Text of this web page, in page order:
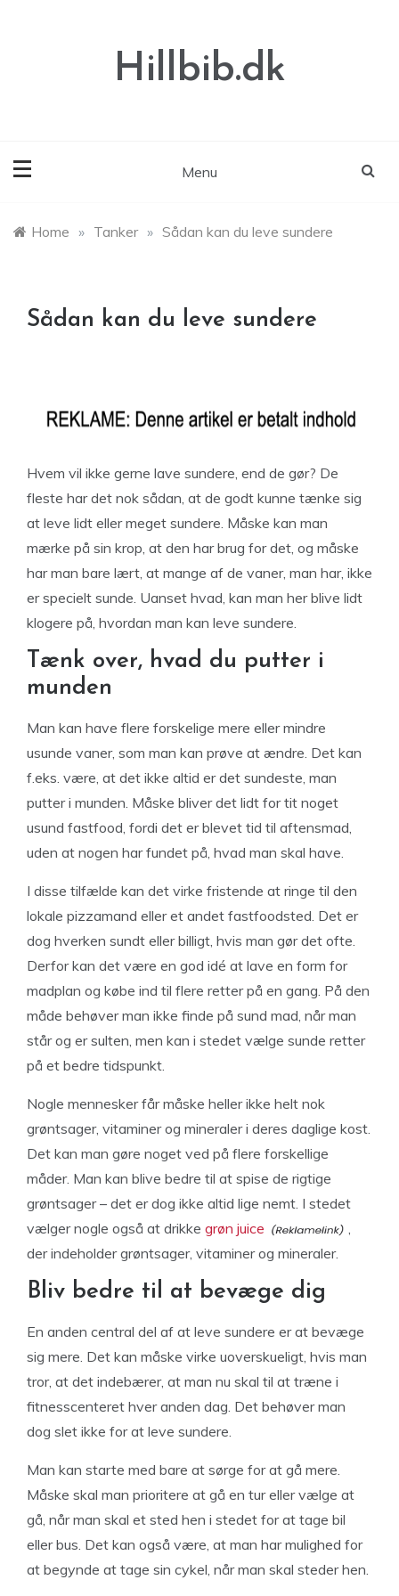
Hillbib.dk
Menu
Home » Tanker » Sådan kan du leve sundere
Sådan kan du leve sundere
Hvem vil ikke gerne lave sundere, end de gør? De
fleste har det nok sådan, at de godt kunne tænke sig
at leve lidt eller meget sundere. Måske kan man
mærke på sin krop, at den har brug for det, og måske
har man bare lært, at mange af de vaner, man har, ikke
er specielt sunde. Uanset hvad, kan man her blive lidt
klogere på, hvordan man kan leve sundere.
Tænk over, hvad du putter i
munden
Man kan have flere forskelige mere eller mindre
usunde vaner, som man kan prøve at ændre. Det kan
f.eks. være, at det ikke altid er det sundeste, man
putter i munden. Måske bliver det lidt for tit noget
usund fastfood, fordi det er blevet tid til aftensmad,
uden at nogen har fundet på, hvad man skal have.
I disse tilfælde kan det virke fristende at ringe til den
lokale pizzamand eller et andet fastfoodsted. Det er
dog hverken sundt eller billigt, hvis man gør det ofte.
Derfor kan det være en god idé at lave en form for
madplan og købe ind til flere retter på en gang. På den
måde behøver man ikke finde på sund mad, når man
står og er sulten, men kan i stedet vælge sunde retter
på et bedre tidspunkt.
Nogle mennesker får måske heller ikke helt nok
grøntsager, vitaminer og mineraler i deres daglige kost.
Det kan man gøre noget ved på flere forskellige
måder. Man kan blive bedre til at spise de rigtige
grøntsager – det er dog ikke altid lige nemt. I stedet
vælger nogle også at drikke grøn juice
,
der indeholder grøntsager, vitaminer og mineraler.
Bliv bedre til at bevæge dig
En anden central del af at leve sundere er at bevæge
sig mere. Det kan måske virke uoverskueligt, hvis man
tror, at det indebærer, at man nu skal til at træne i
fitnesscenteret hver anden dag. Det behøver man
dog slet ikke for at leve sundere.
Man kan starte med bare at sørge for at gå mere.
Måske skal man prioritere at gå en tur eller vælge at
gå, når man skal et sted hen i stedet for at tage bil
eller bus. Det kan også være, at man har mulighed for
at begynde at tage sin cykel, når man skal steder hen.